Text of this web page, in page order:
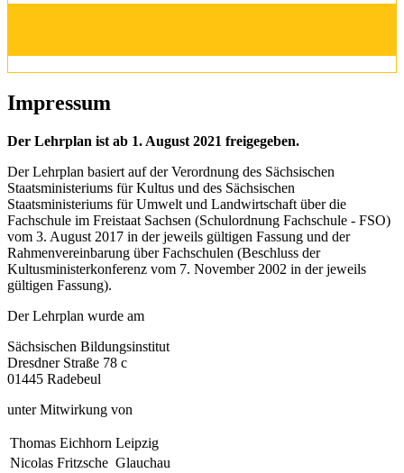
Impressum
Der Lehrplan ist ab 1. August 2021 freigegeben.
Der Lehrplan basiert auf der Verordnung des Sächsischen
Staatsministeriums für Kultus und des Sächsischen
Staatsministeriums für Umwelt und Landwirtschaft über die
Fachschule im Freistaat Sachsen (Schulordnung Fachschule - FSO)
vom 3. August 2017 in der jeweils gültigen Fassung und der
Rahmenvereinbarung über Fachschulen (Beschluss der
Kultusministerkonferenz vom 7. November 2002 in der jeweils
gültigen Fassung).
Der Lehrplan wurde am
Sächsischen Bildungsinstitut
Dresdner Straße 78 c
01445 Radebeul
unter Mitwirkung von
Thomas Eichhorn Leipzig
Nicolas Fritzsche Glauchau